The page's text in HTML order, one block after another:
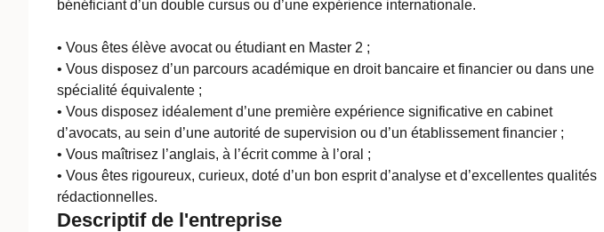
bénéficiant d’un double cursus ou d’une expérience internationale.
• Vous êtes élève avocat ou étudiant en Master 2 ;
• Vous disposez d’un parcours académique en droit bancaire et financier ou dans une
spécialité équivalente ;
• Vous disposez idéalement d’une première expérience significative en cabinet
d’avocats, au sein d’une autorité de supervision ou d’un établissement financier ;
• Vous maîtrisez l’anglais, à l’écrit comme à l’oral ;
• Vous êtes rigoureux, curieux, doté d’un bon esprit d’analyse et d’excellentes qualités
rédactionnelles.
Descriptif de l'entreprise